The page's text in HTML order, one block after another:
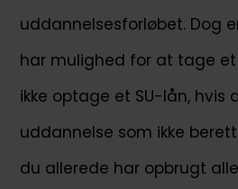
uddannelsesforløbet. Dog
har mulighed for at tage et
ikke optage et SU-lån, hvis
uddannelse som ikke
du allerede har opbrugt